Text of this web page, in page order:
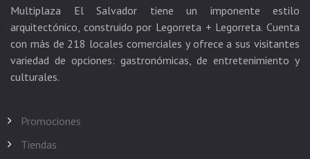
Multiplaza El Salvador tiene un imponente estilo
arquitectónico, construido por Legorreta + Legorreta. Cuenta
con más de 218 locales comerciales y ofrece a sus visitantes
variedad de opciones: gastronómicas, de entretenimiento y
Promociones
Tiendas